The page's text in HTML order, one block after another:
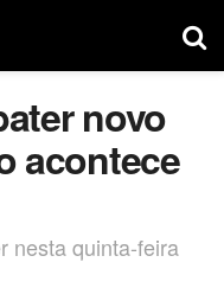
novo
acontece
nesta quinta-feira